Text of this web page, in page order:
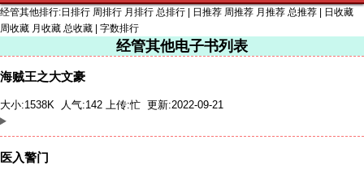
经管其他排行:日排行 周排行 月排行 总排行 日推荐 周推荐 月推荐 总推荐
日收藏
周收藏 月收藏 总收藏 字数排行
经管其他电子书列表
海贼王之大文豪
大小:1538K 人气:142 上传:忙 更新:2022-09-21
医入警门